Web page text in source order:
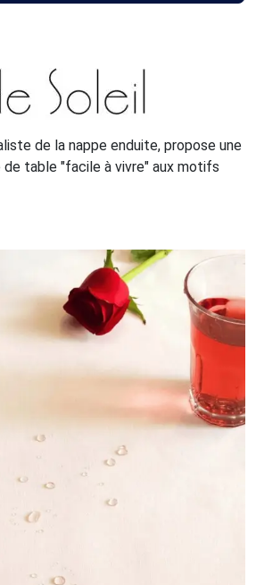
de la nappe enduite, propose une
de table "facile à vivre" aux motifs